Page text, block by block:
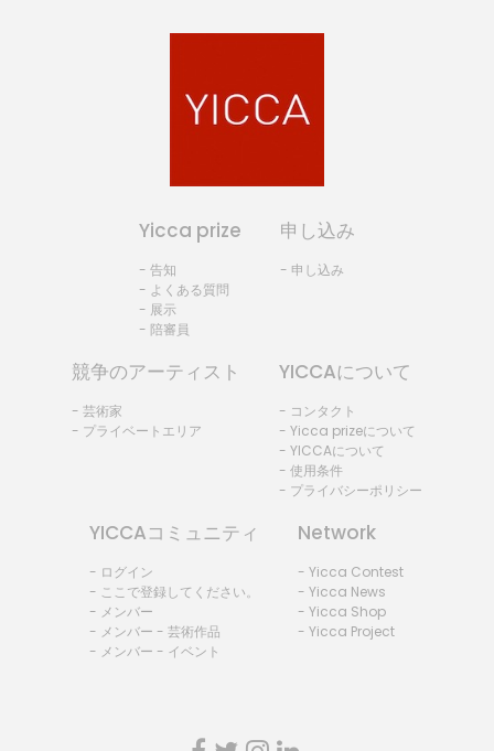
Yicca prize
- 告知
- よくある質問
- 展示
- 陪審員
申し込み
- 申し込み
競争のアーティスト
- 芸術家
- プライベートエリア
YICCAについて
- コンタクト
- Yicca prizeについて
- YICCAについて
- 使用条件
- プライバシーポリシー
YICCAコミュニティ
- ログイン
- ここで登録してください。
- メンバー
- メンバー - 芸術作品
- メンバー - イベント
Network
- Yicca Contest
- Yicca News
- Yicca Shop
- Yicca Project